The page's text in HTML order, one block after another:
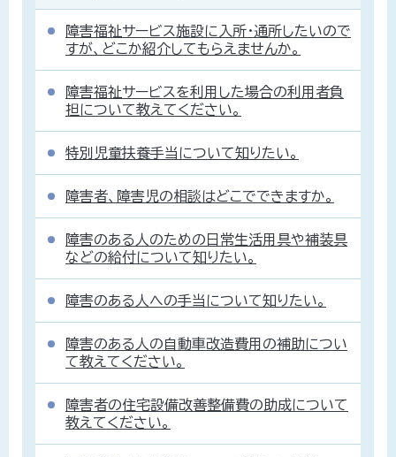
障害福祉サービス施設に入所・通所したいので
すが、どこか紹介してもらえませんか。
障害福祉サービスを利用した場合の利用者負
担について教えてください。
特別児童扶養手当について知りたい。
障害者、障害児の相談はどこでできますか。
障害のある人のための日常生活用具や補装具
などの給付について知りたい。
障害のある人への手当について知りたい。
障害のある人の自動車改造費用の補助につい
て教えてください。
障害者の住宅設備改善整備費の助成について
教えてください。